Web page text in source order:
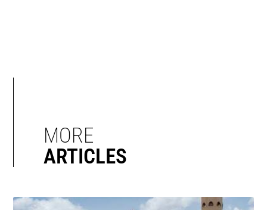
MORE
ARTICLES